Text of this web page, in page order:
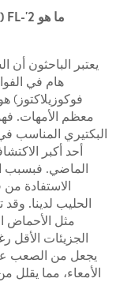
يعتبر الباحثون أن
فوكوزيلاكتوز)
معظم الأمهات. فهو
أحد أكبر
الماضي. فبسبب
الحليب لدينا.
مثل الأحماض
الجزيئات الأقل
يجعل من الصعب على
الأمعاء، مما يقلل